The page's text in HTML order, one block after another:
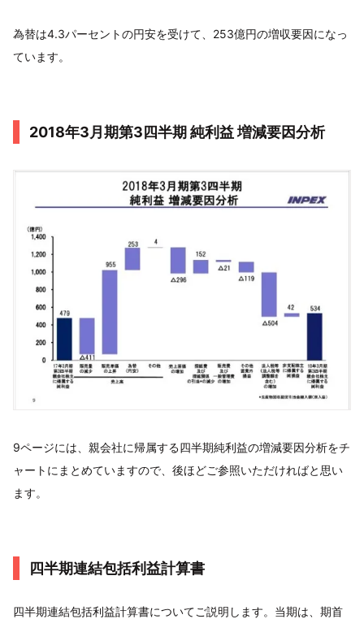
為替は4.3パーセントの円安を受けて、253億円の増収要因になっ
ています。
2018年3月期第3四半期 純利益 増減要因分析
9ページには、親会社に帰属する四半期純利益の増減要因分析をチ
ャートにまとめていますので、後ほどご参照いただければと思い
ます。
四半期連結包括利益計算書
四半期連結包括利益計算書についてご説明します。当期は、期首